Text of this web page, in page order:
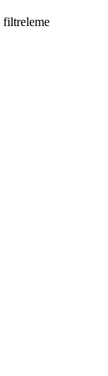
filtreleme